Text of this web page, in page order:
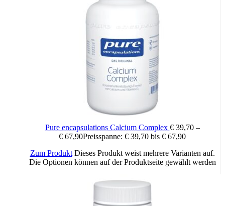
80 mg
Ginkgo-Extrakt (Ginkgo biloba L.), Hydroxypropylmethylcellulose
Füllstoff: Cellulose; Trennmittel: Siliciumdioxid.
Pure encapsulations Calcium Complex €39,70 –
€ 67,90Preisspanne: € 39,70 bis € 67,90
Zum Produkt Dieses Produkt weist mehrere Varianten auf.
Die Optionen können auf der Produktseite gewählt werden